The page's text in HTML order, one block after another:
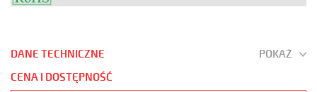
DANE TECHNICZNE
POKAŻ
CENA I DOSTĘPNOŚĆ